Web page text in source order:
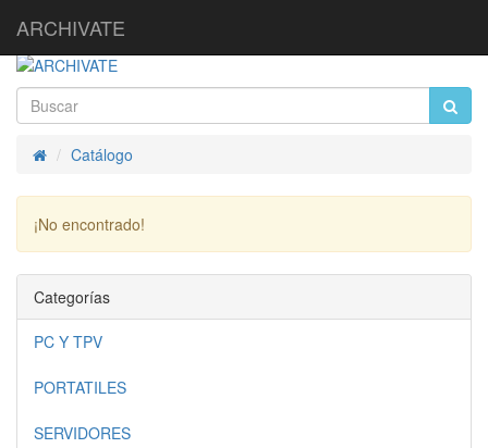
ARCHIVATE
InicioCatálogo
¡No encontrado!
Categorías
PC Y TPV
PORTATILES
SERVIDORES